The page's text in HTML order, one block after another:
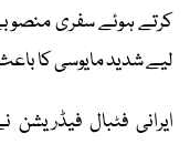
کرتے ہوئے سفری
لیے شدید مایوسی کا
ایرانی فٹبال